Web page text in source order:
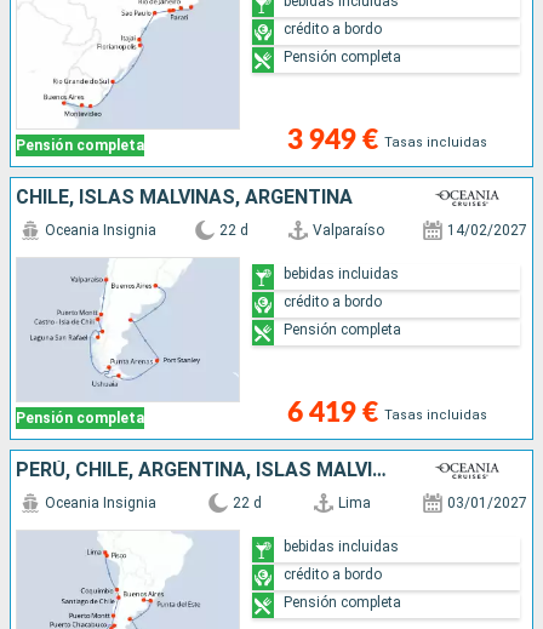
Pensión completa 3 949 € Tasas incluidas
crédito a bordo
Pensión completa
CHILE, ISLAS MALVINAS, ARGENTINA
Pensión completa
Oceania Insignia 22 d Valparaíso 14/02/2027
6 419 € Tasas incluidas
bebidas incluidas
crédito a bordo
Pensión completa
PERÚ, CHILE, ARGENTINA, ISLAS MALVINAS, URUGUAY
Oceania Insignia 22 d Lima 03/01/2027
bebidas incluidas
crédito a bordo
Pensión completa